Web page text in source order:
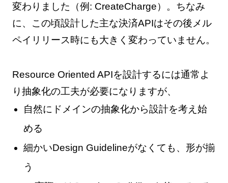
変わりました（例: CreateCharge）。ちなみ
に、この頃設計した主な決済APIはその後メル
ペイリリース時にも大きく変わっていません。
Resource Oriented APIを設計するには通常よ
り抽象化の工夫が必要になりますが、
自然にドメインの抽象化から設計を考え始
める
細かいDesign Guidelineがなくても、形が揃
う